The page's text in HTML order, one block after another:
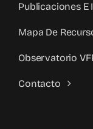
Publicaciones
Mapa De
Observatorio
Contacto